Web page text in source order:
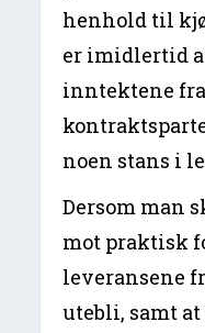
henhold til
er imidlertid
inntektene
noen stans i
Dersom man
mot praktisk
leveransene
utebli, samt